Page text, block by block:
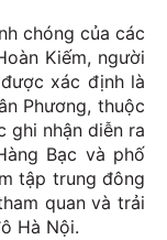
chóng của các
Kiếm, người
xác định là
Phương, thuộc
ghi nhận diễn ra
Bạc và phố
tập trung đông
quan và trải
Hà Nội.